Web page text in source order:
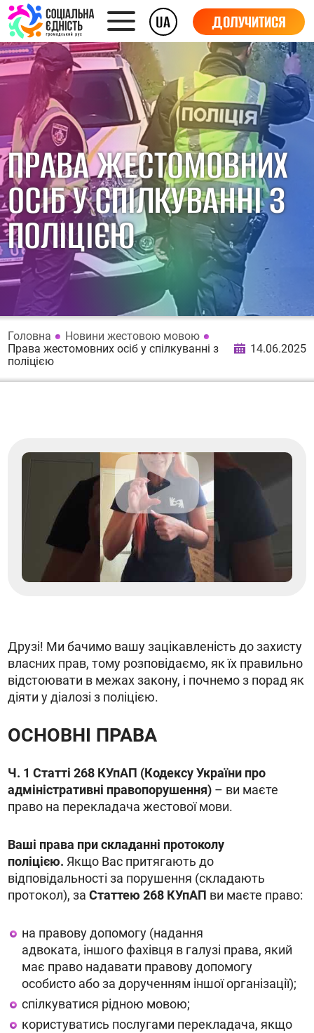
UA ДОЛУЧИТИСЯ
ПРАВА ЖЕСТОМОВНИХ
ОСІБ У СПІЛКУВАННІ З
ПОЛІЦІЄЮ
Головна
Новини жестовою мовою
Права жестомовних осіб у спілкуванні з
поліцією
14.06.2025
Друзі! Ми бачимо вашу зацікавленість до захисту
власних прав, тому розповідаємо, як їх правильно
відстоювати в межах закону, і почнемо з порад як
діяти у діалозі з поліцією.
ОСНОВНІ ПРАВА
Ч. 1 Статті 268 КУпАП (Кодексу України про
адміністративні правопорушення) – ви маєте
право на перекладача жестової мови.
Ваші права при складанні протоколу
поліцією. Якщо Вас притягають до
відповідальності за порушення (складають
протокол), заСтаттею 268 КУпАП ви маєте право:
на правову допомогу (надання
адвоката, іншого фахівця в галузі права, який
має право надавати правову допомогу
особисто або за дорученням іншої організації);
спілкуватися рідною мовою;
користуватись послугами перекладача, якщо